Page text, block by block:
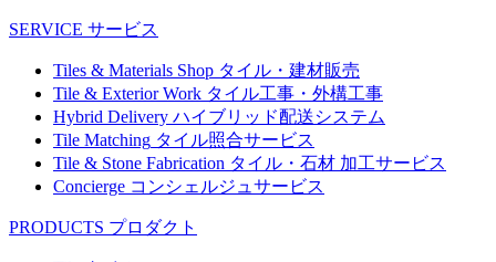
SERVICE サービス
Tiles & Materials Shop タイル・建材販売
Tile & Exterior Work タイル工事・外構工事
Hybrid Delivery ハイブリッド配送システム
Tile Matching タイル照合サービス
Tile & Stone Fabrication タイル・石材 加工サービス
Concierge コンシェルジュサービス
PRODUCTS プロダクト